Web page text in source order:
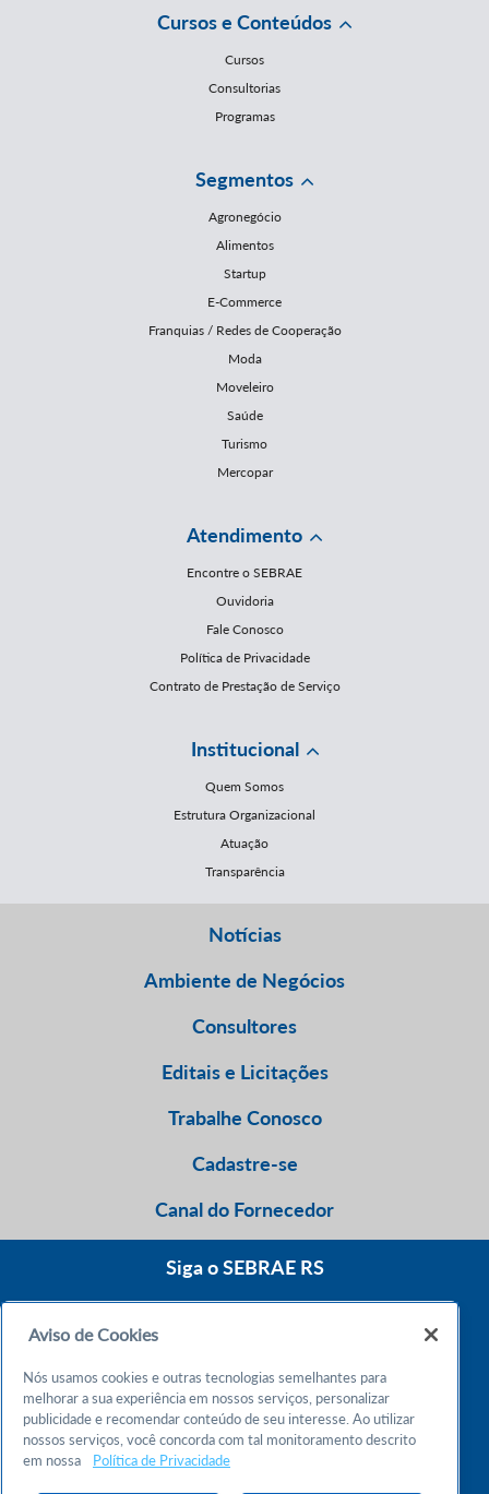
Cursos e Conteúdos
Cursos
Consultorias
Programas
Segmentos
Agronegócio
Alimentos
Startup
E-Commerce
Franquias / Redes de Cooperação
Moda
Moveleiro
Saúde
Turismo
Mercopar
Atendimento
Encontre o SEBRAE
Ouvidoria
Fale Conosco
Política de Privacidade
Contrato de Prestação de Serviço
Institucional
Quem Somos
Estrutura Organizacional
Atuação
Transparência
Notícias
Ambiente de Negócios
Consultores
Editais e Licitações
Trabalhe Conosco
Cadastre-se
Canal do Fornecedor
Siga o SEBRAE RS
Atendimento 24h
Chame no WhatsApp
Aviso de Cookies
Nós usamos cookies e outras tecnologias semelhantes para
melhorar a sua experiência em nossos serviços, personalizar
publicidade e recomendar conteúdo de seu interesse. Ao utilizar
nossos serviços, você concorda com tal monitoramento descrito
em nossa
Política de Privacidade